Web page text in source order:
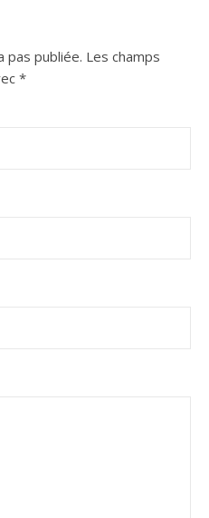
pas publiée. Les champs
*